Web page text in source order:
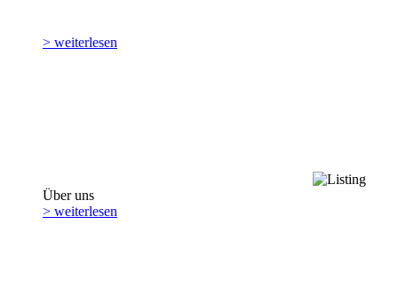
> weiterlesen
Über uns
> weiterlesen